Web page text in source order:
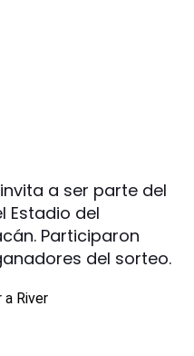
a ser parte del
Estadio del
Participaron
del sorteo.